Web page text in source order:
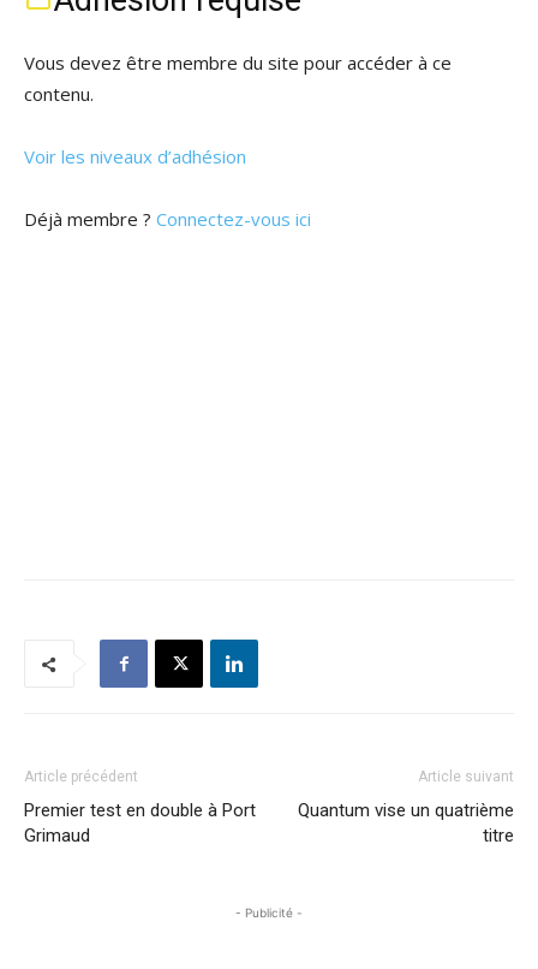
Vous devez être membre du site pour accéder à ce
contenu.
Voir les niveaux d’adhésion
Déjà membre ? Connectez-vous ici
Article précédent
Premier test en double à Port
Grimaud
Article suivant
Quantum vise un quatrième
titre
- Publicité -